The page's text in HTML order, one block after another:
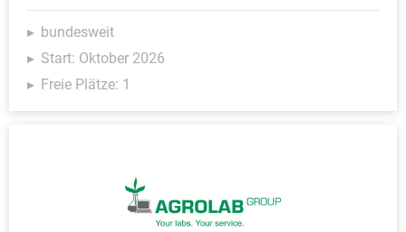
bundesweit
Start: Oktober 2026
Freie Plätze: 1